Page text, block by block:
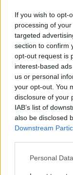
If you wish to opt-
processing of
targeted
section to confirm
opt-out request is
interest-based
us or personal
your opt-out. You
disclosure of your
IAB’s list of
also be disclosed
Downstream
Please note that
Personal
És akkor jöjjön
összefoglalója,
Apple júzerek,